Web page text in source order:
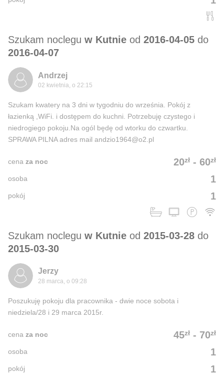
Szukam noclegu w Kutnie od 2016-04-05 do
2016-04-07
Andrzej
02 kwietnia, o 22:15
Szukam kwatery na 3 dni w tygodniu do września. Pokój z
łazienką ,WiFi. i dostępem do kuchni. Potrzebuję czystego i
niedrogiego pokoju.Na ogól będę od wtorku do czwartku.
SPRAWA PILNA adres mail andzio1964@o2.pl
20zł - 60zł
cena za noc
1
osoba
1
pokój
Szukam noclegu w Kutnie od 2015-03-28 do
2015-03-30
Jerzy
28 marca, o 09:28
Poszukuję pokoju dla pracownika - dwie noce sobota i
niedziela/28 i 29 marca 2015r.
45zł - 70zł
cena za noc
1
osoba
1
pokój